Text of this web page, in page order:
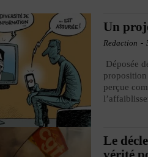
Un
Redaction -
Déposée
perçue
Le